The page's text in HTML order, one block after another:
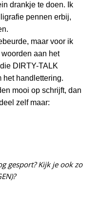
drankje te doen. Ik
pennen erbij,
maar voor ik
aan het
DIRTY-TALK
het handlettering.
mooi op schrijft, dan
zelf maar:
gesport? Kijk je ook zo